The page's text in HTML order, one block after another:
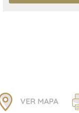
VER MAPA